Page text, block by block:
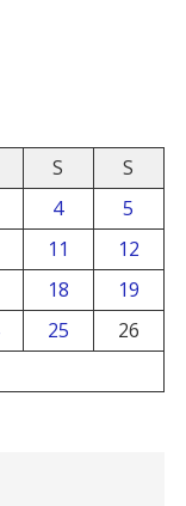
S
S
4
5
11
12
18
19
25
26